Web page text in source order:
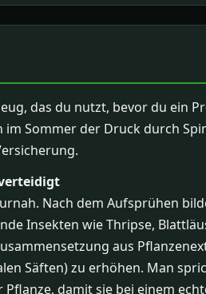
das du nutzt, bevor du ein
im Sommer der Druck durch
Nach dem Aufsprühen
Insekten wie Thripse,
aus
Säften) zu erhöhen. Man
damit sie bei einem